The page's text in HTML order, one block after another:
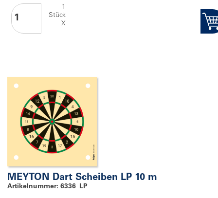
1
Stück
X
MEYTON Dart Scheiben LP 10 m
Artikelnummer: 6336_LP